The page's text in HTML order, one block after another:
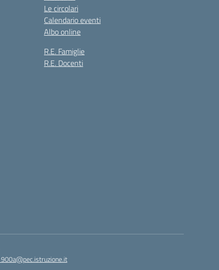
Le circolari
Calendario eventi
Albo online
R.E. Famiglie
R.E. Docenti